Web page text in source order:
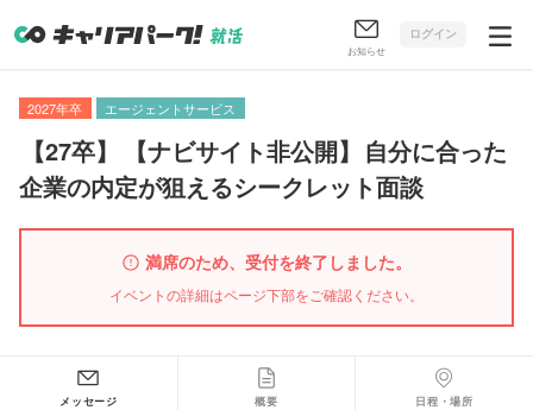
お知らせ
ログイン
2027年卒 エージェントサービス
【27卒】 【ナビサイト非公開】 自分に合った
企業の内定が狙えるシークレット面談
満席のため、受付を終了しました。
イベントの詳細はページ下部をご確認ください。
メッセージ 概要 日程・場所